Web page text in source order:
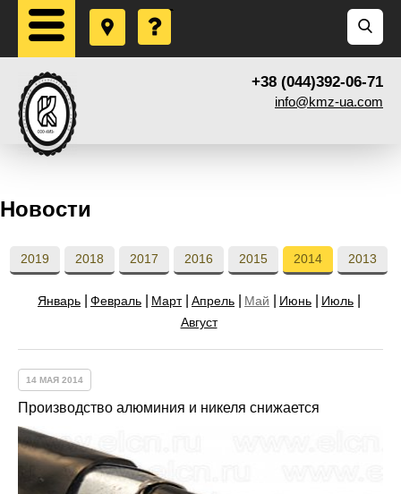
+38 (044)392-06-71
info@kmz-ua.com
Новости
2019 2018 2017 2016 2015 2014 2013
Январь Февраль Март Апрель Май Июнь
Июль
Август
14 МАЯ 2014
Производство алюминия и никеля снижается